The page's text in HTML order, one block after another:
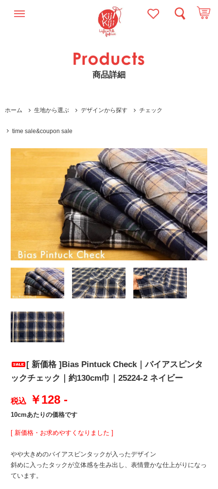
商品詳細
ホーム 生地から選ぶ デザインから探す チェック
time sale&coupon sale
[ 新価格 ]Bias Pintuck Check｜バイアスピンタ
ックチェック｜約130cm巾｜25224-2 ネイビー
税込 ￥128 -
10cmあたりの価格です
[ 新価格・お求めやすくなりました ]
やや大きめのバイアスピンタックが入ったデザイン
斜めに入ったタックが立体感を生み出し、表情豊かな仕上がりになっ
ています。